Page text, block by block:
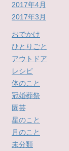
2017年4月
2017年3月
おでかけ
ひとりごと
アウトドア
レシピ
体のこと
冠婚葬祭
園芸
星のこと
月のこと
未分類